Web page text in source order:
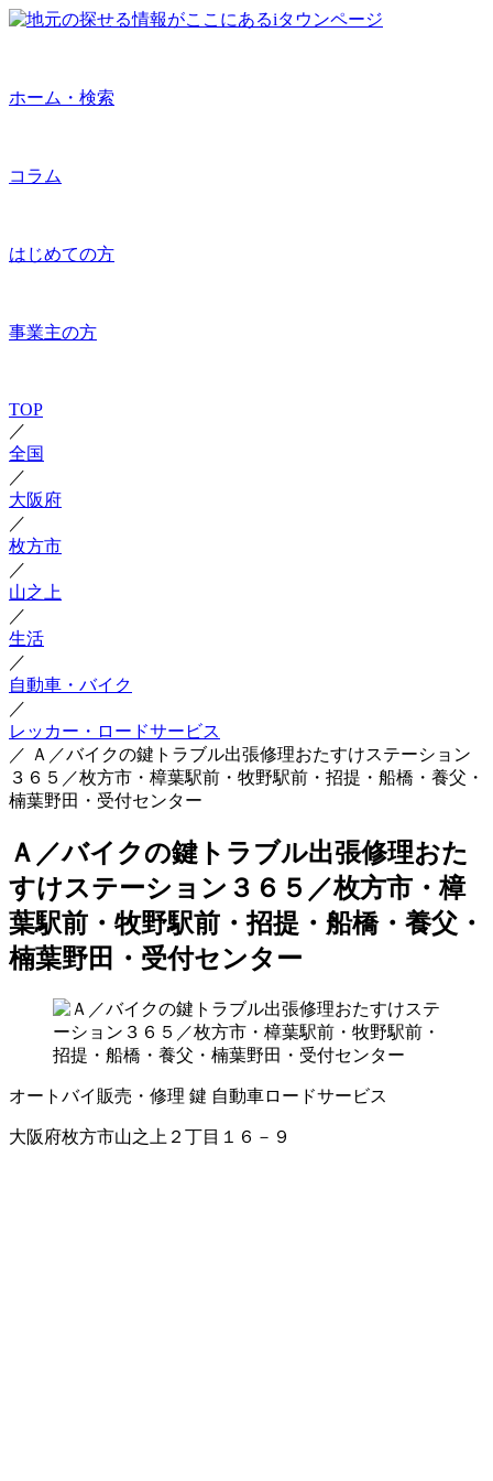
ホーム・検索
コラム
はじめての方
事業主の方
TOP
／
全国
／
大阪府
／
枚方市
／
山之上
／
生活
／
自動車・バイク
／
レッカー・ロードサービス
／ Ａ／バイクの鍵トラブル出張修理おたすけステーション
３６５／枚方市・樟葉駅前・牧野駅前・招提・船橋・養父・
楠葉野田・受付センター
Ａ／バイクの鍵トラブル出張修理おた
すけステーション３６５／枚方市・樟
葉駅前・牧野駅前・招提・船橋・養父・
楠葉野田・受付センター
オートバイ販売・修理 鍵 自動車ロードサービス
大阪府枚方市山之上２丁目１６－９